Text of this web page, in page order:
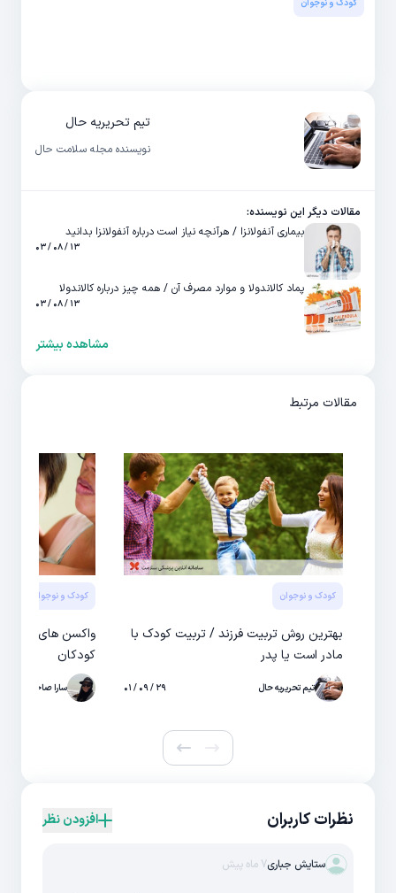
کودک و نوجوان
تیم تحریریه حال
نویسنده مجله سلامت حال
مقالات دیگر این نویسنده:
بیماری آنفولانزا / هرآنچه نیاز است درباره آنفولانزا بدانید
۱۳ / ۰۸ / ۰۳
پماد کالاندولا و موارد مصرف آن / همه چیز درباره کالاندولا
۱۳ / ۰۸ / ۰۳
مشاهده بیشتر
مقالات مرتبط
کودک و نوجوان
بهترین روش تربیت فرزند / تربیت کودک با
مادر است یا پدر
تیم تحریریه حال ۲۹ / ۰۹ / ۰۱
کودک و نوجوان
واکسن های
کودکان
سارا صاحبی
نظرات کاربران افزودن نظر
ستایش جباری7 ماه پیش